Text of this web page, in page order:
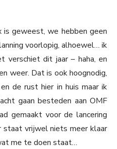
geweest, we hebben geen
voorlopig, alhoewel… ik
verschiet dit jaar – haha, en
weer. Dat is ook hoognodig,
de rust hier in huis maar ik
gaan besteden aan OMF
gemaakt voor de lancering
staat vrijwel niets meer klaar
me te doen staat…